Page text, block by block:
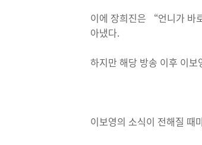
이에 장희진은 “언니가 바
아냈다.
하지만 해당 방송 이후 이
이보영의 소식이 전해질 때